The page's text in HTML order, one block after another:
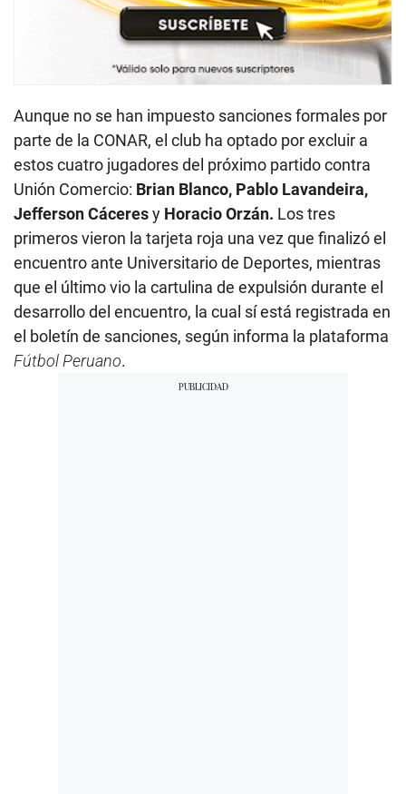
Aunque no se han impuesto sanciones formales por
parte de la CONAR, el club ha optado por excluir a
estos cuatro jugadores del próximo partido contra
Unión Comercio: Brian Blanco, Pablo Lavandeira,
Jefferson Cáceresy Horacio Orzán. Los tres
primeros vieron la tarjeta roja una vez que finalizó el
encuentro ante Universitario de Deportes, mientras
que el último vio la cartulina de expulsión durante el
desarrollo del encuentro, la cual sí está registrada en
el boletín de sanciones, según informa la plataforma
Fútbol Peruano.